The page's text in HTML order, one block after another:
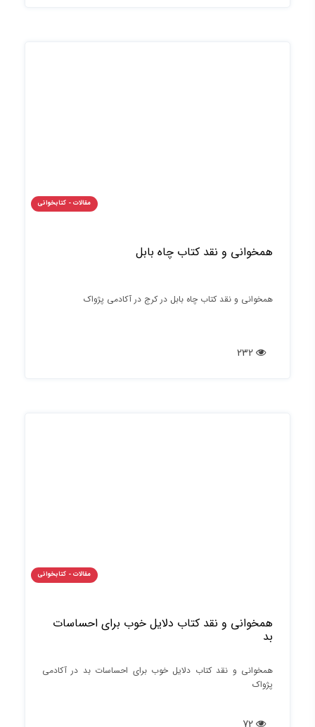
مقالات - کتابخوانی
همخوانی و نقد کتاب چاه بابل
همخوانی و نقد کتاب چاه بابل در کرج در آکادمی پژواک
مقالات - کتابخوانی
همخوانی و نقد کتاب دلایل خوب برای احساسات
بد
همخوانی و نقد کتاب دلایل خوب برای احساسات بد در آکادمی
پژواک